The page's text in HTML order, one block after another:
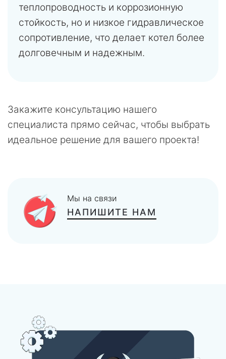
теплопроводность и коррозионную
стойкость, но и низкое гидравлическое
сопротивление, что делает котел более
долговечным и надежным.
Закажите консультацию нашего
специалиста прямо сейчас, чтобы выбрать
идеальное решение для вашего проекта!
Мы на связи
НАПИШИТЕ НАМ